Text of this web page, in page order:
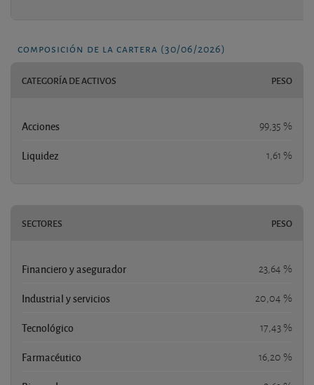
composición de la cartera (30/06/2026)
CATEGORÍA DE ACTIVOS PESO
Acciones 99,35 %
Liquidez 1,61 %
SECTORES PESO
Financiero y asegurador 23,64 %
Industrial y servicios 20,04 %
Tecnológico 17,43 %
Farmacéutico 16,20 %